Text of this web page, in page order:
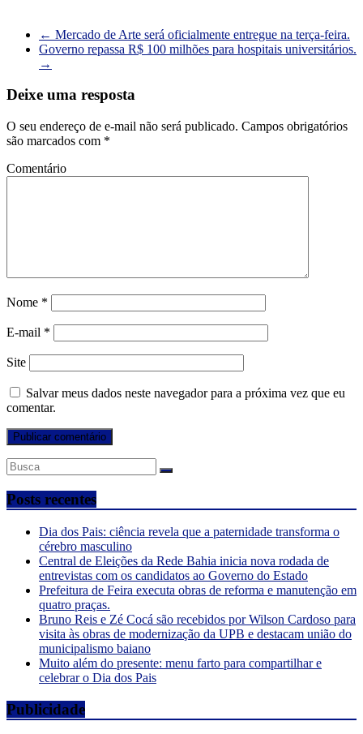
← Mercado de Arte será oficialmente entregue na terça-feira.
Governo repassa R$ 100 milhões para hospitais universitários.
→
Deixe uma resposta
O seu endereço de e-mail não será publicado. Campos obrigatórios
são marcados com *
Comentário
Nome *
E-mail *
Site
Salvar meus dados neste navegador para a próxima vez que eu
comentar.
Posts recentes
Dia dos Pais: ciência revela que a paternidade transforma o
cérebro masculino
Central de Eleições da Rede Bahia inicia nova rodada de
entrevistas com os candidatos ao Governo do Estado
Prefeitura de Feira executa obras de reforma e manutenção em
quatro praças.
Bruno Reis e Zé Cocá são recebidos por Wilson Cardoso para
visita às obras de modernização da UPB e destacam união do
municipalismo baiano
Muito além do presente: menu farto para compartilhar e
celebrar o Dia dos Pais
Publicidade